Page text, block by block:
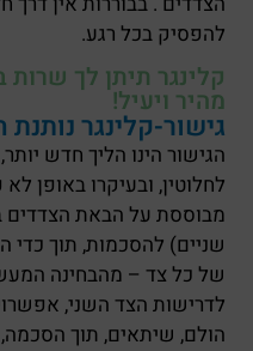
להפסיק בכל רגע.
קלינגר תיתן לך שרות
מהיר ויעיל!
גישור-קלינגר
הגישור הינו הליך חדש
לחלוטין, ובעיקרו באופן
מבוססת על הבאת הצדדים
שניים) להסכמות, תוך כדי
של כל צד – מהבחינה
לדרישות הצד השני,
הולם, שיתאים, תוך